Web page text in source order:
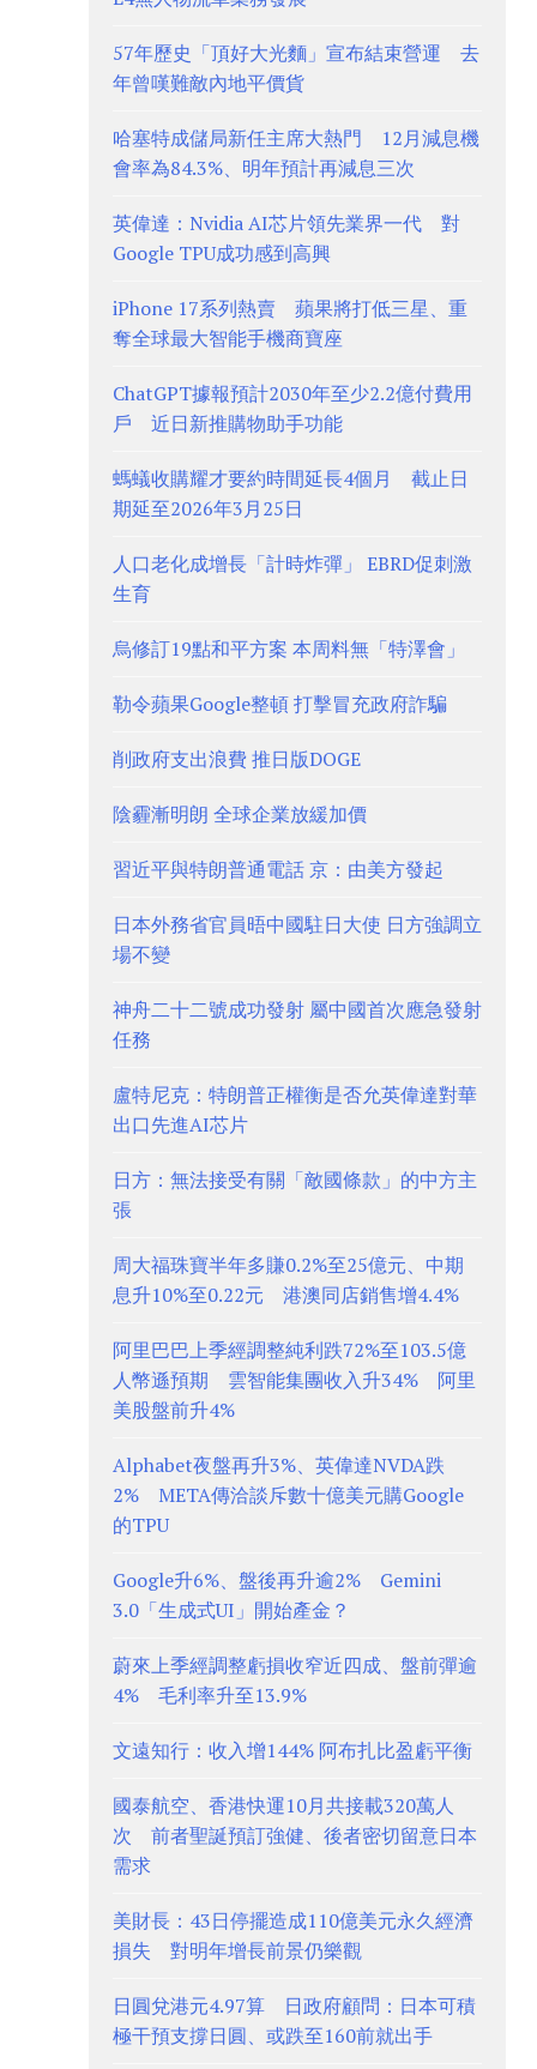
57年歷史「頂好大光麵」宣布結束營運 去
年曾嘆難敵內地平價貨
哈塞特成儲局新任主席大熱門 12月減息機
會率為84.3%、明年預計再減息三次
英偉達：Nvidia AI芯片領先業界一代 對
Google TPU成功感到高興
iPhone 17系列熱賣 蘋果將打低三星、重
奪全球最大智能手機商寶座
ChatGPT據報預計2030年至少2.2億付費用
戶 近日新推購物助手功能
螞蟻收購耀才要約時間延長4個月 截止日
期延至2026年3月25日
人口老化成增長「計時炸彈」 EBRD促刺激
生育
烏修訂19點和平方案 本周料無「特澤會」
勒令蘋果Google整頓 打擊冒充政府詐騙
削政府支出浪費 推日版DOGE
陰霾漸明朗 全球企業放緩加價
習近平與特朗普通電話 京：由美方發起
日本外務省官員晤中國駐日大使 日方強調立
場不變
神舟二十二號成功發射 屬中國首次應急發射
任務
盧特尼克：特朗普正權衡是否允英偉達對華
出口先進AI芯片
日方：無法接受有關「敵國條款」的中方主
張
周大福珠寶半年多賺0.2%至25億元、中期
息升10%至0.22元 港澳同店銷售增4.4%
阿里巴巴上季經調整純利跌72%至103.5億
人幣遜預期 雲智能集團收入升34% 阿里
美股盤前升4%
Alphabet夜盤再升3%、英偉達NVDA跌
2% META傳洽談斥數十億美元購Google
的TPU
Google升6%、盤後再升逾2% Gemini
3.0「生成式UI」開始產金？
蔚來上季經調整虧損收窄近四成、盤前彈逾
4% 毛利率升至13.9%
文遠知行：收入增144% 阿布扎比盈虧平衡
國泰航空、香港快運10月共接載320萬人
次 前者聖誕預訂強健、後者密切留意日本
需求
美財長：43日停擺造成110億美元永久經濟
損失 對明年增長前景仍樂觀
日圓兌港元4.97算 日政府顧問：日本可積
極干預支撐日圓、或跌至160前就出手